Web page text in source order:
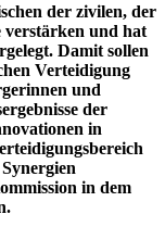
der zivilen, der
und hat
Damit sollen
Verteidigung
und
der
in
in dem